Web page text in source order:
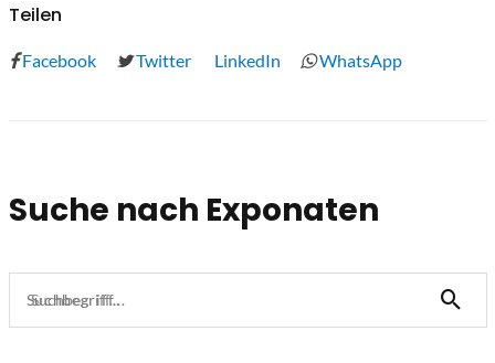
Teilen
Facebook Twitter LinkedIn WhatsApp
Suche nach Exponaten
Suchbegriff...